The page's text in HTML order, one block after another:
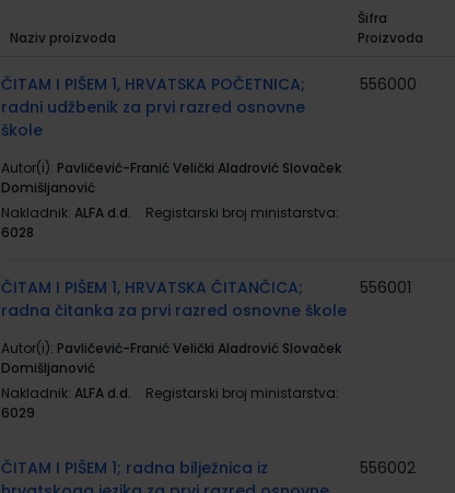
proizvodi
Naziv proizvoda
Šifra
Proizvoda
ČITAM I PIŠEM 1, HRVATSKA POČETNICA;
radni udžbenik za prvi razred osnovne
škole
Autor(i): Pavličević-Franić Velički Aladrović Slovaček
Domišljanović
Nakladnik: ALFA d.d.
Registarski broj ministarstva:
6028
556000
ČITAM I PIŠEM 1, HRVATSKA ČITANČICA;
radna čitanka za prvi razred osnovne škole
Autor(i): Pavličević-Franić Velički Aladrović Slovaček
Domišljanović
Nakladnik: ALFA d.d.
Registarski broj ministarstva:
6029
556001
ČITAM I PIŠEM 1; radna bilježnica iz
556002